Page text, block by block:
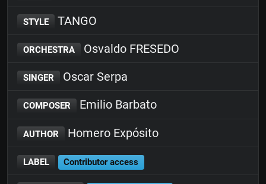
STYLE TANGO
ORCHESTRA Osvaldo FRESEDO
SINGER Oscar Serpa
COMPOSER Emilio Barbato
AUTHOR Homero Expósito
LABEL Contributor access